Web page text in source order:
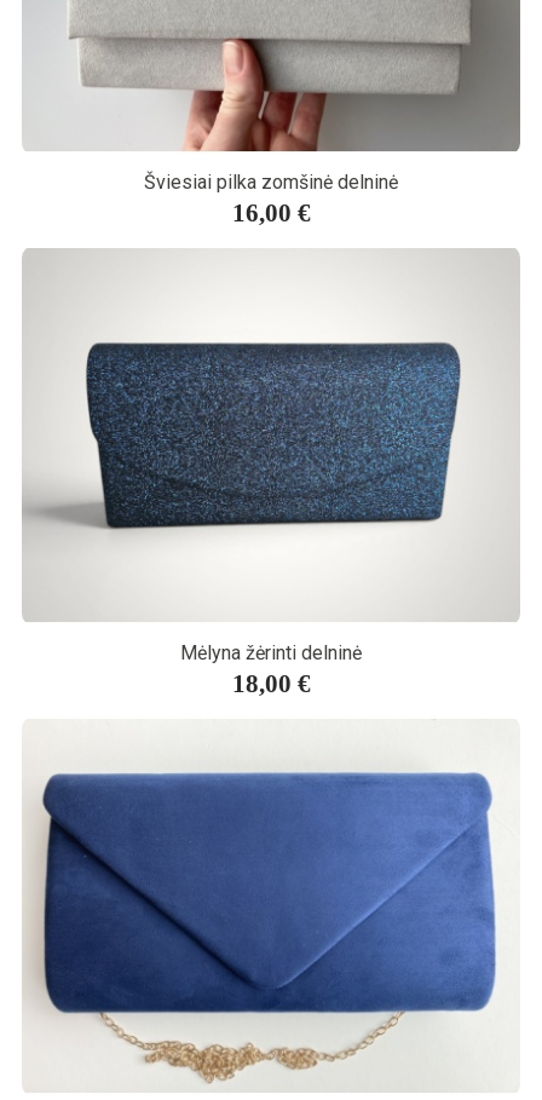
Šviesiai pilka zomšinė delninė
16,00 €
Mėlyna žėrinti delninė
18,00 €